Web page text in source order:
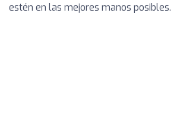
estén en las mejores manos posibles.